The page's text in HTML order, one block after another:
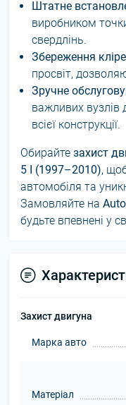
Штатне
виробником
свердлінь.
Збереження
просвіт,
Зручне
важливих вузлів
всієї конструкції.
Обирайте захист
5 I (1997–2010),
автомобіля та
Замовляйте на
будьте впевнені у
Захист двигуна
Марка авто
Матеріал